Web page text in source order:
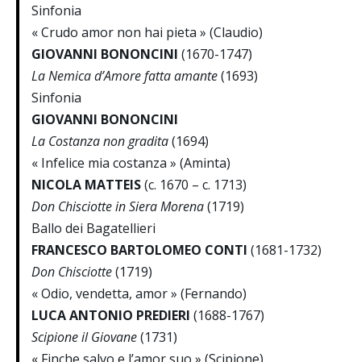
Sinfonia
« Crudo amor non hai pieta » (Claudio)
GIOVANNI BONONCINI (1670-1747)
La Nemica d’Amore fatta amante(1693)
Sinfonia
GIOVANNI BONONCINI
La Costanza non gradita(1694)
« Infelice mia costanza » (Aminta)
NICOLA MATTEIS(c. 1670 – c. 1713)
Don Chisciotte in Siera Morena(1719)
Ballo dei Bagatellieri
FRANCESCO BARTOLOMEO CONTI (1681-1732)
Don Chisciotte(1719)
« Odio, vendetta, amor » (Fernando)
LUCA ANTONIO PREDIERI (1688-1767)
Scipione il Giovane(1731)